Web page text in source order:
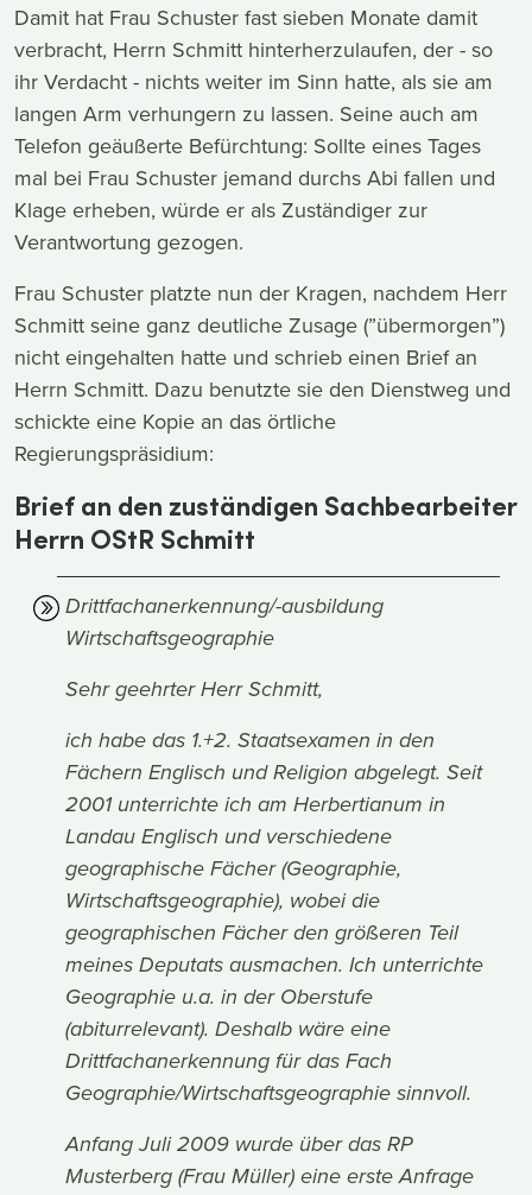
Damit hat Frau Schuster fast sieben Monate damit
verbracht, Herrn Schmitt hinterherzulaufen, der - so
ihr Verdacht - nichts weiter im Sinn hatte, als sie am
langen Arm verhungern zu lassen. Seine auch am
Telefon geäußerte Befürchtung: Sollte eines Tages
mal bei Frau Schuster jemand durchs Abi fallen und
Klage erheben, würde er als Zuständiger zur
Verantwortung gezogen.
Frau Schuster platzte nun der Kragen, nachdem Herr
Schmitt seine ganz deutliche Zusage (”übermorgen”)
nicht eingehalten hatte und schrieb einen Brief an
Herrn Schmitt. Dazu benutzte sie den Dienstweg und
schickte eine Kopie an das örtliche
Regierungspräsidium:
Brief an den zuständigen Sachbearbeiter
Herrn OStR Schmitt
Drittfachanerkennung/-ausbildung
Wirtschaftsgeographie
Sehr geehrter Herr Schmitt,
ich habe das 1.+2. Staatsexamen in den
Fächern Englisch und Religion abgelegt. Seit
2001 unterrichte ich am Herbertianum in
Landau Englisch und verschiedene
geographische Fächer (Geographie,
Wirtschaftsgeographie), wobei die
geographischen Fächer den größeren Teil
meines Deputats ausmachen. Ich unterrichte
Geographie u.a. in der Oberstufe
(abiturrelevant). Deshalb wäre eine
Drittfachanerkennung für das Fach
Geographie/Wirtschaftsgeographie sinnvoll.
Anfang Juli 2009 wurde über das RP
Musterberg (Frau Müller) eine erste Anfrage